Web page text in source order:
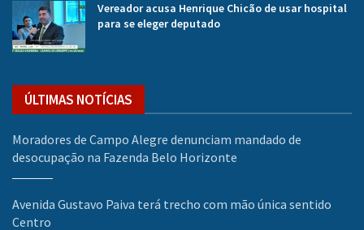
Vereador acusa Henrique Chicão de usar hospital
para se eleger deputado
ÚLTIMAS NOTÍCIAS
Moradores de Campo Alegre denunciam mandado de
desocupação na Fazenda Belo Horizonte
Avenida Gustavo Paiva terá trecho com mão única sentido
Centro